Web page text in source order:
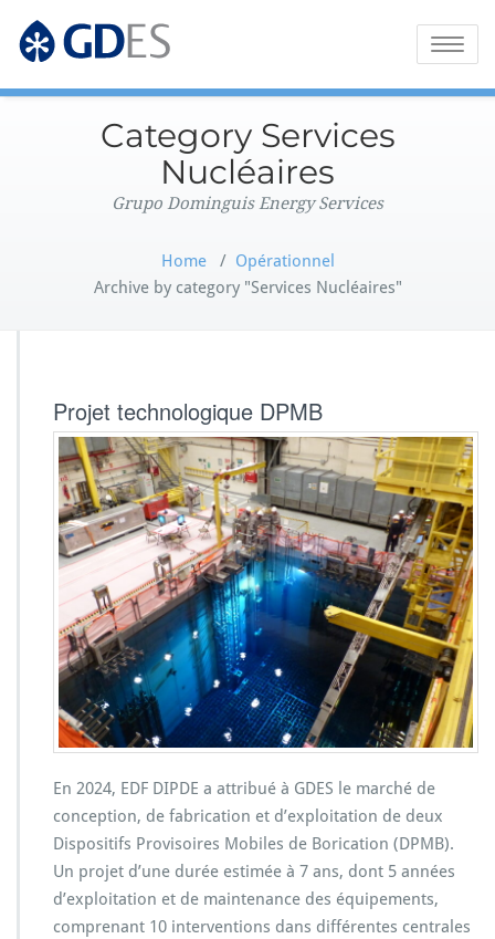
Grupo Dominguis Energy Services
Toggle
Category Services
Nucléaires
Grupo Dominguis Energy Services
Home/ Opérationnel
Archive by category "Services Nucléaires"
Projet technologique DPMB
En 2024, EDF DIPDE a attribué à GDES le marché de
conception, de fabrication et d’exploitation de deux
Dispositifs Provisoires Mobiles de Borication (DPMB).
Un projet d’une durée estimée à 7 ans, dont 5 années
d’exploitation et de maintenance des équipements,
comprenant 10 interventions dans différentes centrales